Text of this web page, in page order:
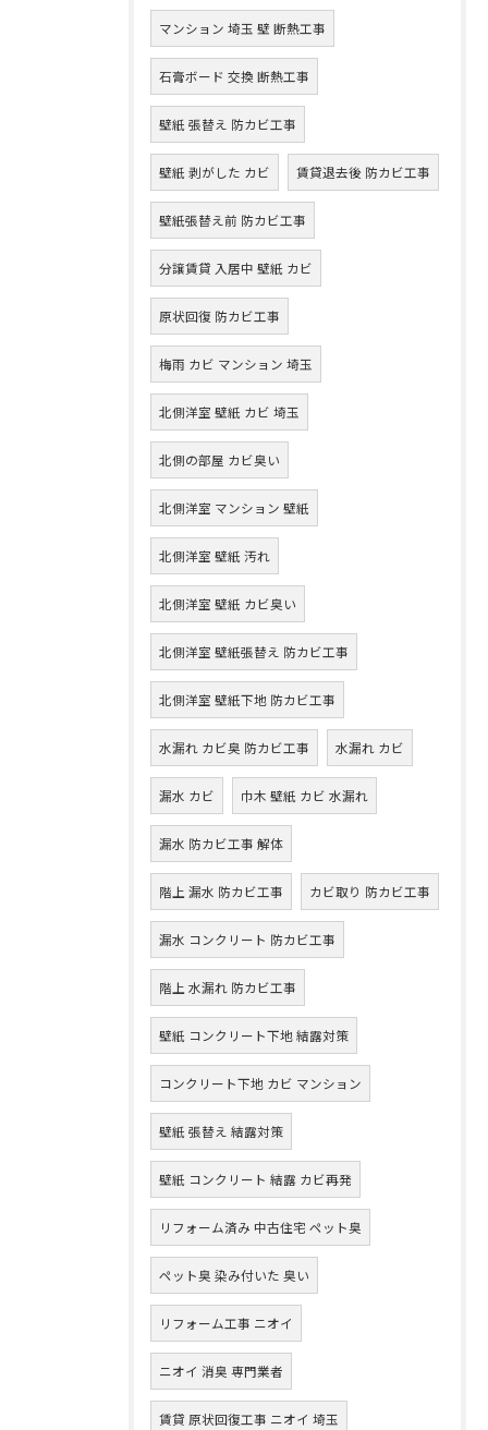
マンション 埼玉 壁 断熱工事
石膏ボード 交換 断熱工事
壁紙 張替え 防カビ工事
壁紙 剥がした カビ 賃貸退去後 防カビ工事
壁紙張替え前 防カビ工事
分譲賃貸 入居中 壁紙 カビ
原状回復 防カビ工事
梅雨 カビ マンション 埼玉
北側洋室 壁紙 カビ 埼玉
北側の部屋 カビ臭い
北側洋室 マンション 壁紙
北側洋室 壁紙 汚れ
北側洋室 壁紙 カビ臭い
北側洋室 壁紙張替え 防カビ工事
北側洋室 壁紙下地 防カビ工事
水漏れ カビ臭 防カビ工事 水漏れ カビ
漏水 カビ 巾木 壁紙 カビ 水漏れ
漏水 防カビ工事 解体
階上 漏水 防カビ工事 カビ取り 防カビ工事
漏水 コンクリート 防カビ工事
階上 水漏れ 防カビ工事
壁紙 コンクリート下地 結露対策
コンクリート下地 カビ マンション
壁紙 張替え 結露対策
壁紙 コンクリート 結露 カビ再発
リフォーム済み 中古住宅 ペット臭
ペット臭 染み付いた 臭い
リフォーム工事 ニオイ
ニオイ 消臭 専門業者
賃貸 原状回復工事 ニオイ 埼玉